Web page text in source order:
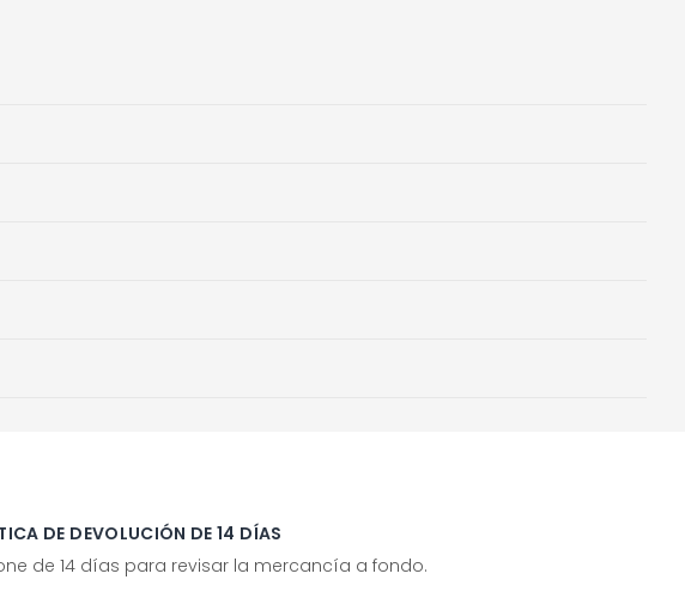
DE DEVOLUCIÓN DE 14 DÍAS
de 14 días para revisar la mercancía a fondo.